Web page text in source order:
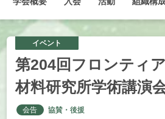
イベント
第204回 フロンティア
材料研究所学術講演
会告 協賛・後援